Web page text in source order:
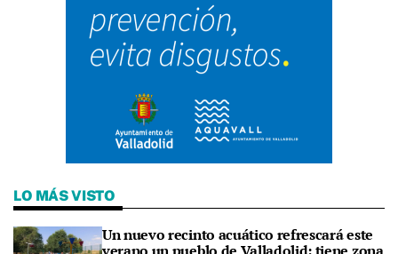
LO MÁS VISTO
Un nuevo recinto acuático refrescará este